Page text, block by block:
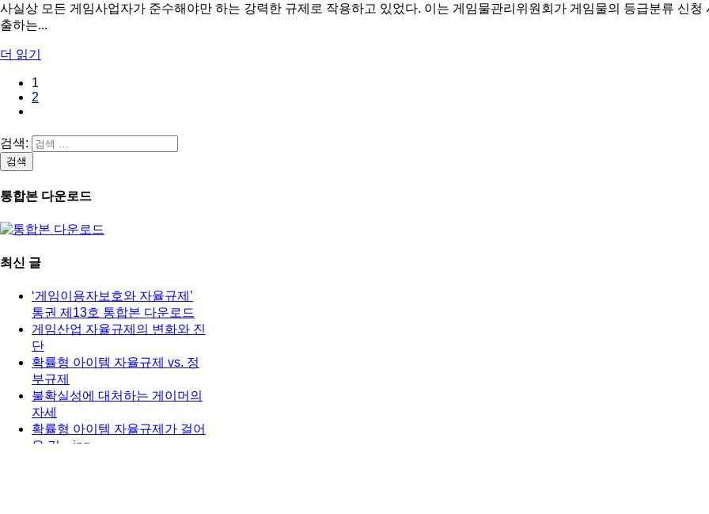
사실상 모든 게임사업자가 준수해야만 하는 강력한 규제로 작용하고 있었다. 이는 게임물관리위원회가 게임물의 등급분류 신청
출하는...
더 읽기
1
2
검색:
통합본 다운로드
최신 글
‘게임이용자보호와 자율규제’
통권 제13호 통합본 다운로드
게임산업 자율규제의 변화와 진
단
확률형 아이템 자율규제 vs. 정
부규제
불확실성에 대처하는 게이머의
자세
확률형 아이템 자율규제가 걸어
온 길…ing